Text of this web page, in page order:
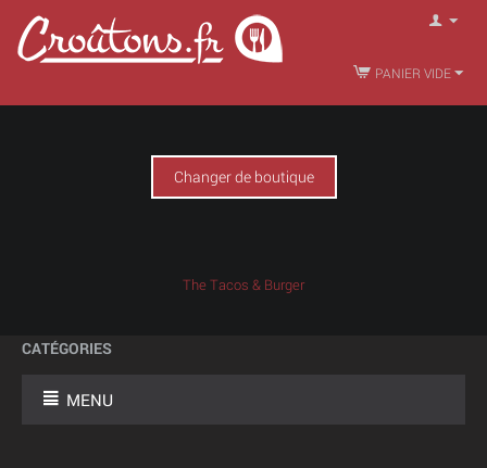
PANIER VIDE
Changer de boutique
The Tacos & Burger
CATÉGORIES
MENU